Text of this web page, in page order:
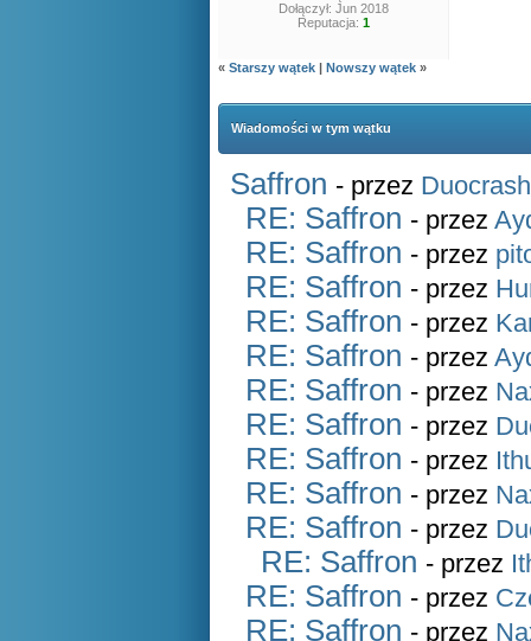
Dołączył: Jun 2018
Reputacja: 1
« Starszy wątek | Nowszy wątek »
Wiadomości w tym wątku
Saffron - przez Duocrash
RE: Saffron - przez
RE: Saffron - przez
RE: Saffron - przez
RE: Saffron - przez
RE: Saffron - przez
RE: Saffron - przez
RE: Saffron - przez
RE: Saffron - przez
RE: Saffron - przez
RE: Saffron - przez
RE: Saffron - przez
RE: Saffron - przez
RE: Saffron - przez